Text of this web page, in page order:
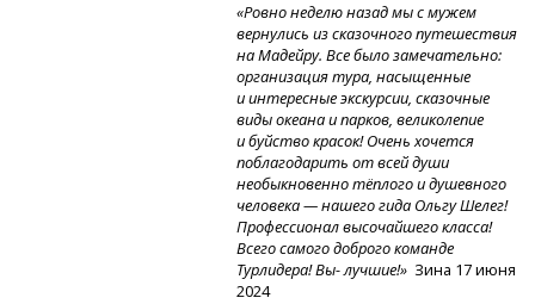
«Ровно неделю назад мы с мужем
вернулись из сказочного путешествия
на Мадейру. Все было замечательно:
организация тура, насыщенные
и интересные экскурсии, сказочные
виды океана и парков, великолепие
и буйство красок! Очень хочется
поблагодарить от всей души
необыкновенно тёплого и душевного
человека — нашего гида Ольгу Шелег!
Профессионал высочайшего класса!
Всего самого доброго команде
Турлидера! Вы- лучшие!» Зина 17 июня
2024